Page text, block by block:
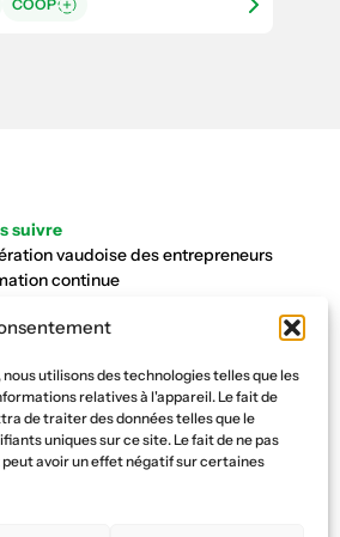
utilisons des technologies telles que les
relatives à l'appareil. Le fait de
de traiter des données telles que le
uniques sur ce site. Le fait de ne pas
avoir un effet négatif sur certaines
COOP
suivre
vaudoise des entrepreneurs
continue
AVS 66.1